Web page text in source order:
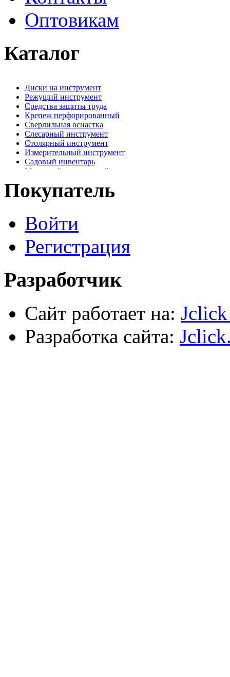
Оптовикам
Каталог
Диски на инструмент
Режущий инструмент
Средства защиты труда
Крепеж перфорированный
Сверлильная оснастка
Слесарный инструмент
Столярный инструмент
Измерительный инструмент
Садовый инвентарь
Малярный, отделочный инструмент
Наждачная бумага
Хозтовары
Электрика, осветительное оборудование
Пена и герметики
Автомобильный инструмент
Сварочное оборудование
Силовое оборудование
Покупатель
Войти
Регистрация
Разработчик
Сайт работает на:
Разработка сайта: